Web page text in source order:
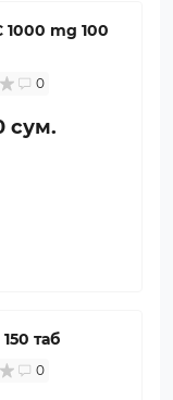
1000 mg 100
0
сум.
таб
0